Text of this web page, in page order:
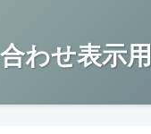
わせ表示